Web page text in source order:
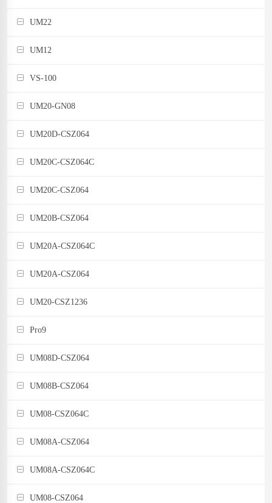
UM22
UM12
VS-100
UM20-GN08
UM20D-CSZ064
UM20C-CSZ064C
UM20C-CSZ064
UM20B-CSZ064
UM20A-CSZ064C
UM20A-CSZ064
UM20-CSZ1236
Pro9
UM08D-CSZ064
UM08B-CSZ064
UM08-CSZ064C
UM08A-CSZ064
UM08A-CSZ064C
UM08-CSZ064